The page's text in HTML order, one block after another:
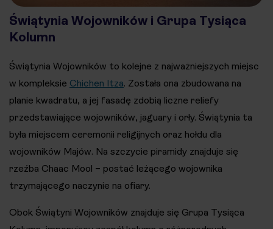
Świątynia Wojowników i Grupa Tysiąca
Kolumn
Świątynia Wojowników to kolejne z najważniejszych miejsc
w kompleksie Chichen Itza. Została ona zbudowana na
planie kwadratu, a jej fasadę zdobią liczne reliefy
przedstawiające wojowników, jaguary i orły. Świątynia ta
była miejscem ceremonii religijnych oraz hołdu dla
wojowników Majów. Na szczycie piramidy znajduje się
rzeźba Chaac Mool – postać leżącego wojownika
trzymającego naczynie na ofiary.
Obok Świątyni Wojowników znajduje się Grupa Tysiąca